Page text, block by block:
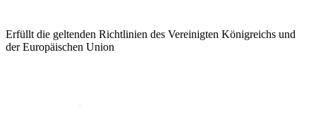
Erfüllt die geltenden Richtlinien des Vereinigten Königreichs und
der Europäischen Union